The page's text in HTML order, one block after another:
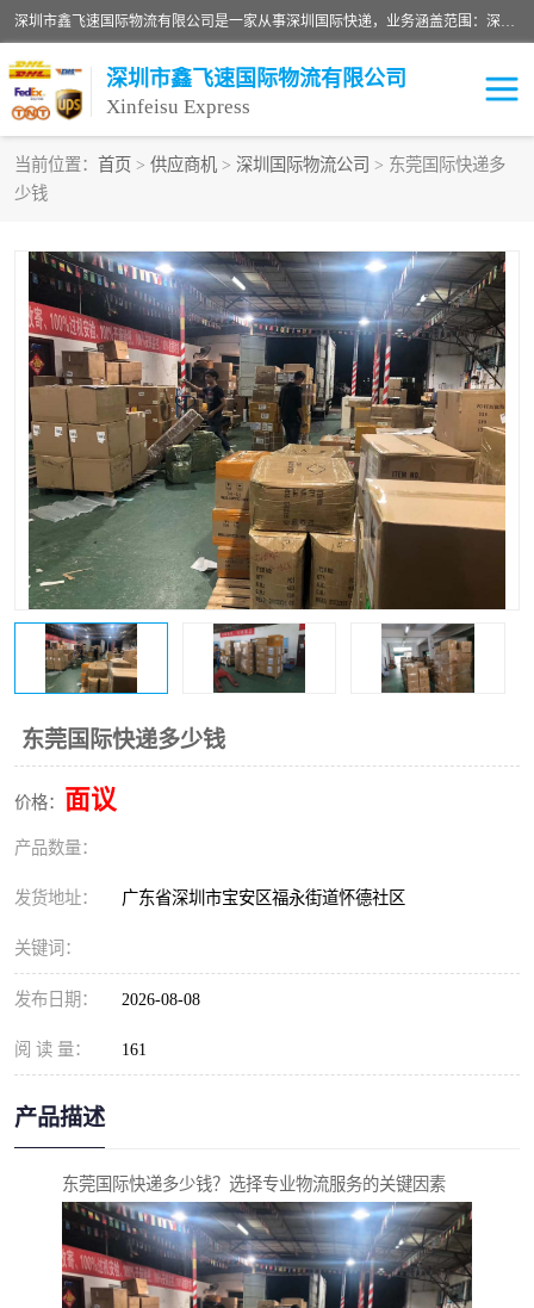
深圳市鑫飞速国际物流有限公司是一家从事深圳国际快递，业务涵盖范围：深圳DHL国际快递、深圳国际快递公司、深圳国际物流公司、深圳国际快递、深圳DHL国际快递电话可拨打全国服务热线：15019287411。欢迎各位亲来人来电到我司洽谈合作。
深圳市鑫飞速国际物流有限公司
Xinfeisu Express
当前位置： 首页 > 供应商机 > 深圳国际物流公司 > 东莞国际快递多
少钱
东莞国际快递多少钱
价格： 面议
产品数量：
发货地址： 广东省深圳市宝安区福永街道怀德社区
关键词：
发布日期： 2026-08-08
阅 读 量： 161
产品描述
东莞国际快递多少钱？选择专业物流服务的关键因素
联邦快递
俄罗斯快递 巴西快递
深圳DHL国际快递 伊朗快递
UPS国际快递 深圳国际快递公司
深圳国际物流公司 深圳国际快递电话
DHL国际快递电话 深圳国际快递
新能源电池出口物流